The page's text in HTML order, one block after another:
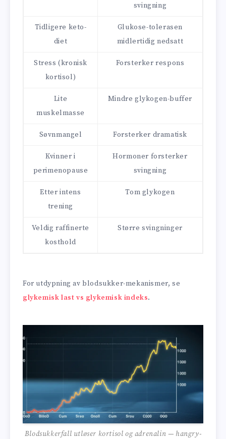
svingning
Tidligere keto-
diet
Glukose-tolerasen
midlertidig nedsatt
Stress (kronisk
kortisol)
Forsterker respons
Lite
muskelmasse
Mindre glykogen-buffer
Søvnmangel Forsterker dramatisk
Kvinner i
perimenopause
Hormoner forsterker
svingning
Etter intens
trening
Tom glykogen
Veldig raffinerte
kosthold
Større svingninger
For utdypning av blodsukker-mekanismer, se
glykemisk last vs glykemisk indeks.
Blodsukkerfall utløser kortisol og adrenalin — hangry-